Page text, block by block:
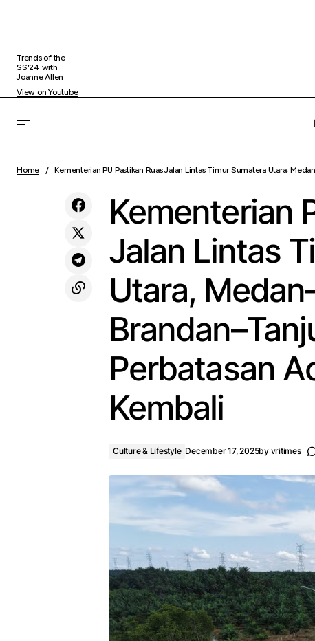
Trends of the
SS'24 with
Joanne Allen
View on Youtube
Bisnis Berintegritas
Lifestyle
Home Kementerian PU Pastikan Ruas Jalan Lintas Timur Sumatera Utara,
Kementerian
Jalan Lintas
Utara,
Perbatasan
Kembali
Culture & Lifestyle December 17, 2025by vritimes